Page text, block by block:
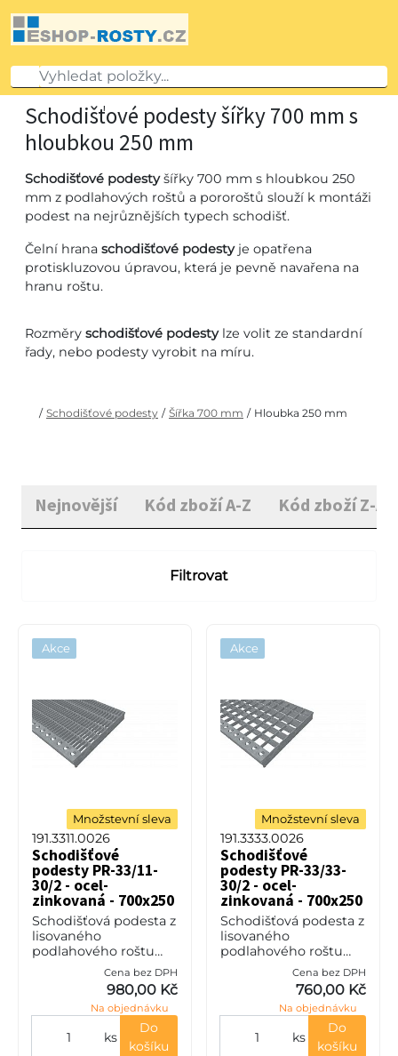
Schodišťové podesty šířky 700 mm s
hloubkou 250 mm
Schodišťové podestyšířky 700 mm s hloubkou 250
mm z podlahových roštů a pororoštů slouží k montáži
podest na nejrůznějších typech schodišť.
Čelní hrana schodišťové podestyje opatřena
protiskluzovou úpravou, která je pevně navařena na
hranu roštu.
Rozměry schodišťové podestylze volit ze standardní
řady, nebo podesty vyrobit na míru.
/ Schodišťové podesty / Šířka 700 mm / Hloubka 250 mm
Nejnovější Kód zboží A-Z Kód zboží Z-A
Filtrovat
Akce
Množstevní sleva
191.3311.0026
Schodišťové
podesty PR-33/11-
30/2 - ocel-
zinkovaná - 700x250
Schodišťová podesta z
lisovaného
podlahového roštu
(PR), 33/11 - rozteče
nosných 33 mm /
rozpěrných 11 mm,
výška 30 mm, síla 2
(ST37.2
Cena bez DPH
980,00 Kč
Na objednávku
ks
Do
košíku
Akce
Množstevní sleva
191.3333.0026
Schodišťové
podesty PR-33/33-
30/2 - ocel-
zinkovaná - 700x250
Schodišťová podesta z
lisovaného
podlahového roštu
(PR), 33/33 - rozteče
nosných 33 mm /
rozpěrných 33 mm,
výška 30 mm, síla 2
(ST37.2
Cena bez DPH
760,00 Kč
Na objednávku
ks
Do
košíku